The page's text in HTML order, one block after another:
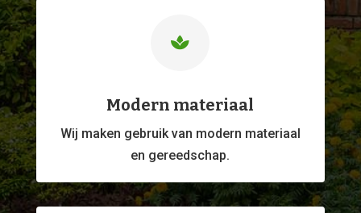

Modern materiaal
Wij maken gebruik van modern materiaal
en gereedschap.